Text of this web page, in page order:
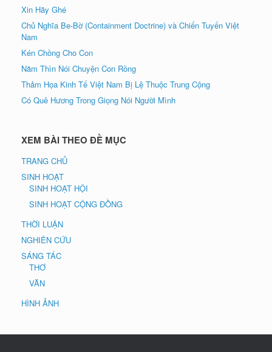
Xin Hãy Ghé
Chủ Nghĩa Be-Bờ (Containment Doctrine) và Chiến Tuyến Việt
Nam
Kén Chồng Cho Con
Năm Thìn Nói Chuyện Con Rồng
Thảm Họa Kinh Tế Việt Nam Bị Lệ Thuộc Trung Cộng
Có Quê Hương Trong Giọng Nói Người Mình
XEM BÀI THEO ĐỀ MỤC
TRANG CHỦ
SINH HOẠT
SINH HOẠT HỘI
SINH HOẠT CỘNG ĐỒNG
THỜI LUẬN
NGHIÊN CỨU
SÁNG TÁC
THƠ
VĂN
HÌNH ẢNH